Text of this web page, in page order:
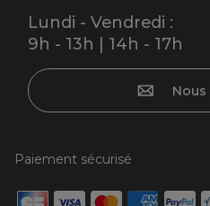
Lundi - Vendredi :
9h - 13h | 14h - 17h
Paiement sécurisé